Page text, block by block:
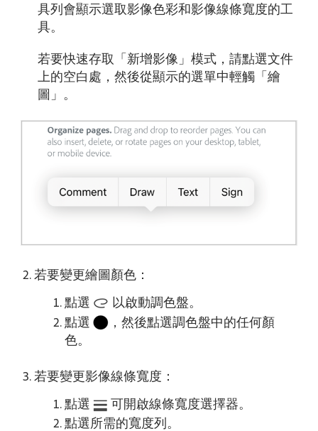
具列會顯示選取影像色彩和影像線條寬度的工
具。
若要快速存取「新增影像」模式，請點選文件
上的空白處，然後從顯示的選單中輕觸「繪
圖」。
若要變更繪圖顏色：
點選
以啟動調色盤。
點選
，然後點選調色盤中的任何顏
色。
若要變更影像線條寬度：
點選
可開啟線條寬度選擇器。
點選所需的寬度列。